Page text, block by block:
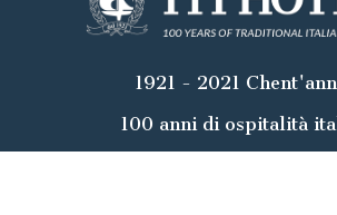
1921 - 2021
100 anni di ospitalità